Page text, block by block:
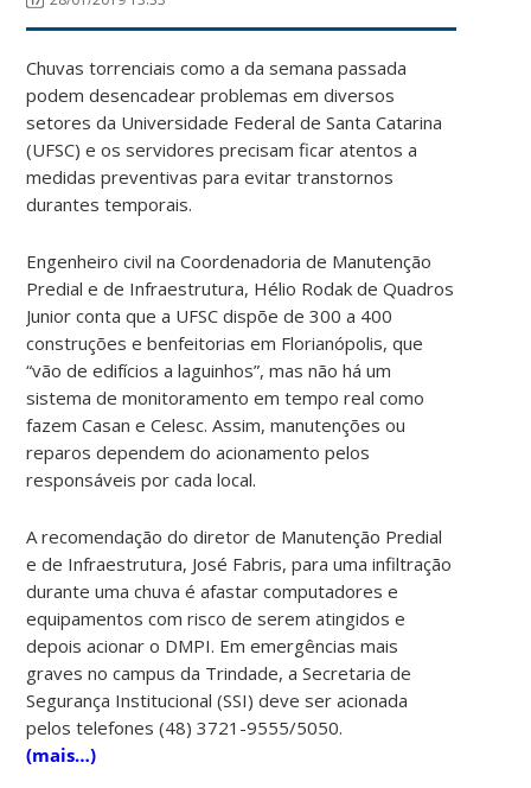
Chuvas torrenciais como a da semana passada
podem desencadear problemas em diversos
setores da Universidade Federal de Santa Catarina
(UFSC) e os servidores precisam ficar atentos a
medidas preventivas para evitar transtornos
durantes temporais.
Engenheiro civil na Coordenadoria de Manutenção
Predial e de Infraestrutura, Hélio Rodak de Quadros
Junior conta que a UFSC dispõe de 300 a 400
construções e benfeitorias em Florianópolis, que
“vão de edifícios a laguinhos”, mas não há um
sistema de monitoramento em tempo real como
fazem Casan e Celesc. Assim, manutenções ou
reparos dependem do acionamento pelos
responsáveis por cada local.
A recomendação do diretor de Manutenção Predial
e de Infraestrutura, José Fabris, para uma infiltração
durante uma chuva é afastar computadores e
equipamentos com risco de serem atingidos e
depois acionar o DMPI. Em emergências mais
graves no campus da Trindade, a Secretaria de
Segurança Institucional (SSI) deve ser acionada
pelos telefones (48) 3721-9555/5050.
(mais…)